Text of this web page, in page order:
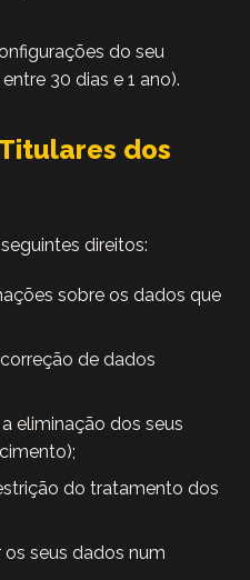
do seu
30 dias e 1 ano).
dos
direitos:
sobre os dados que
de dados
eliminação dos seus
do tratamento dos
os seus dados num